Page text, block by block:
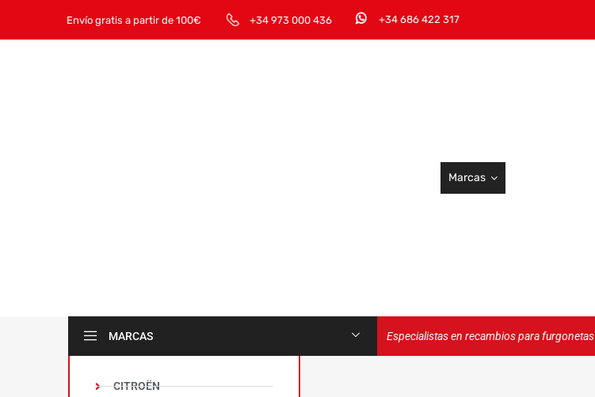
Envío gratis a partir de 100€ +34 973 000 436 +34 686 422 317
Marcas
MARCAS Especialistas en recambios para furgonetas
CITROËN